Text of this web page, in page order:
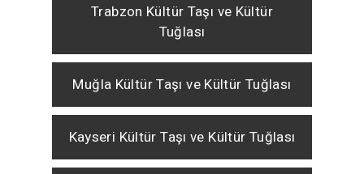
Trabzon Kültür Taşı ve Kültür
Tuğlası
Muğla Kültür Taşı ve Kültür Tuğlası
Kayseri Kültür Taşı ve Kültür Tuğlası